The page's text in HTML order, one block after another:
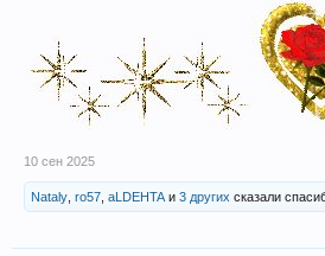
10 сен 2025
Nataly ro57 aLDEHTA и 3 других сказали